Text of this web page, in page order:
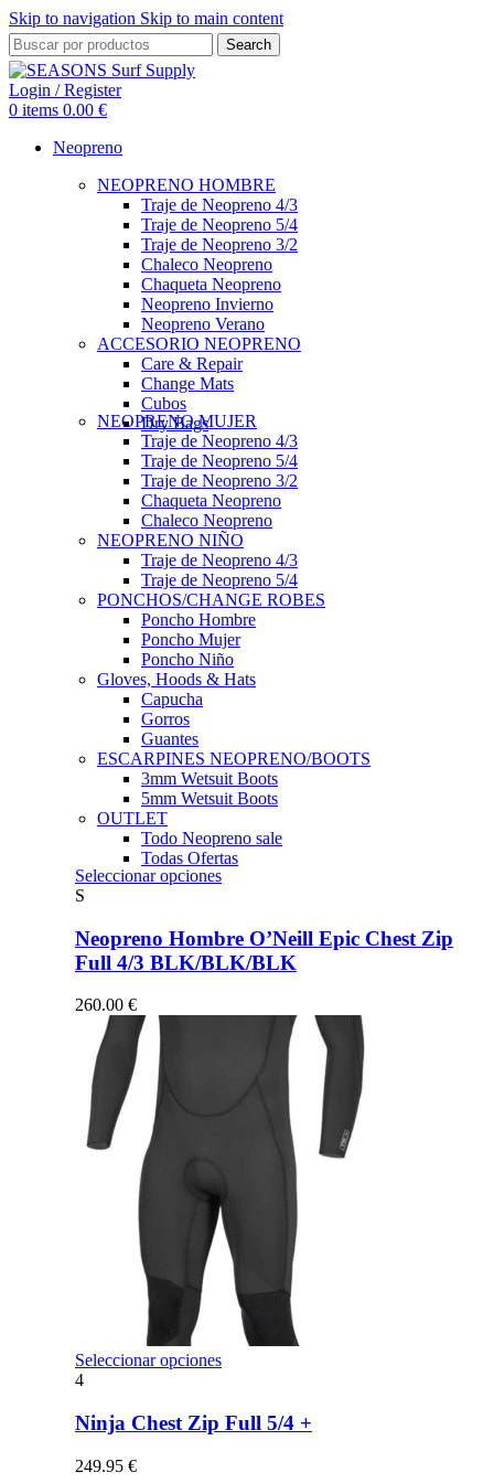
Skip to navigation Skip to main content
Search
Login / Register
0 items 0.00 €
Neopreno
NEOPRENO HOMBRE
Traje de Neopreno 4/3
Traje de Neopreno 5/4
Traje de Neopreno 3/2
Chaleco Neopreno
Chaqueta Neopreno
Neopreno Invierno
Neopreno Verano
ACCESORIO NEOPRENO
Care & Repair
Change Mats
Cubos
Dry Bags
NEOPRENO MUJER
Traje de Neopreno 4/3
Traje de Neopreno 5/4
Traje de Neopreno 3/2
Chaqueta Neopreno
Chaleco Neopreno
NEOPRENO NIÑO
Traje de Neopreno 4/3
Traje de Neopreno 5/4
PONCHOS/CHANGE ROBES
Poncho Hombre
Poncho Mujer
Poncho Niño
Gloves, Hoods & Hats
Capucha
Gorros
Guantes
ESCARPINES NEOPRENO/BOOTS
3mm Wetsuit Boots
5mm Wetsuit Boots
OUTLET
Todo Neopreno sale
Todas Ofertas
Seleccionar opcionesEste
múltiples
variantes.
Las
se
página
producto
S
Neopreno Hombre O’Neill Epic Chest Zip
Full 4/3 BLK/BLK/BLK
260.00 €
Seleccionar opcionesEste
múltiples
variantes.
4
Ninja Chest Zip Full 5/4 +
249.95 €